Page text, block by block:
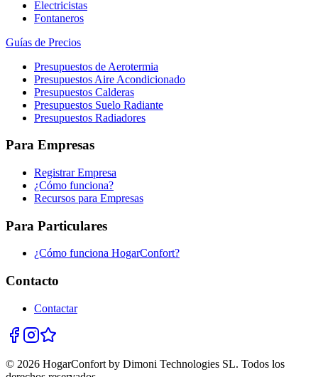
Electricistas
Fontaneros
Guías de Precios
Presupuestos de Aerotermia
Presupuestos Aire Acondicionado
Presupuestos Calderas
Presupuestos Suelo Radiante
Presupuestos Radiadores
Para Empresas
Registrar Empresa
¿Cómo funciona?
Recursos para Empresas
Para Particulares
¿Cómo funciona HogarConfort?
Contacto
Contactar
© 2026 HogarConfort by Dimoni Technologies SL. Todos los